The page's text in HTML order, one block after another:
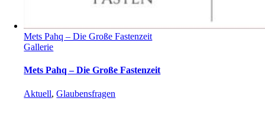
Mets Pahq – Die Große Fastenzeit
Gallerie
Mets Pahq – Die Große Fastenzeit
Aktuell,Glaubensfragen